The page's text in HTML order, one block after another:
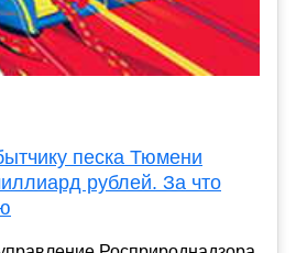
песка Тюмени
рублей. За что